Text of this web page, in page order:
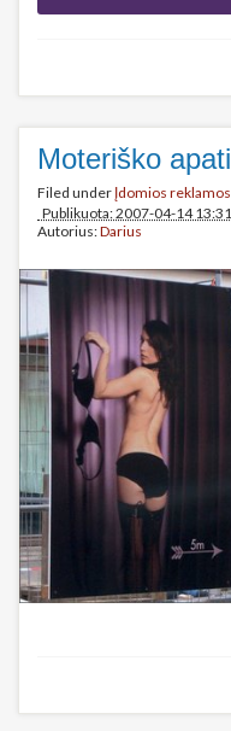
Moteriško
Filed under Įdomios reklamos
Publikuota: 2007-04-14 13:31
Autorius:Darius